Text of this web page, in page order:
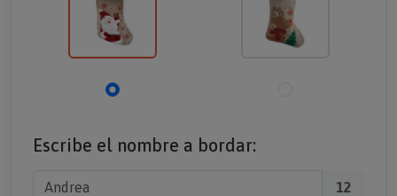
Escribe el nombre a bordar:
12